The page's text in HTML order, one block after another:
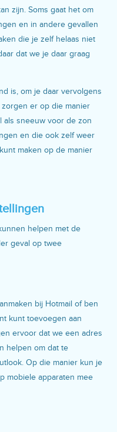
zijn. Soms gaat het om
en in andere gevallen
die je zelf helaas niet
dat we je daar graag
is, om je daar vervolgens
er op die manier
als sneeuw voor de zon
en die ook zelf weer
maken op de manier
helpen met de
geval op twee
bij Hotmail of ben
kunt toevoegen aan
ervoor dat we een adres
helpen om dat te
Op die manier kun je
mobiele apparaten mee